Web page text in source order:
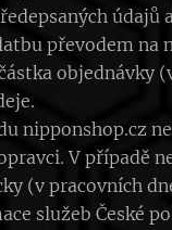
převodem na
objednávky
nipponshop.cz
V případě
(v pracovních
služeb České